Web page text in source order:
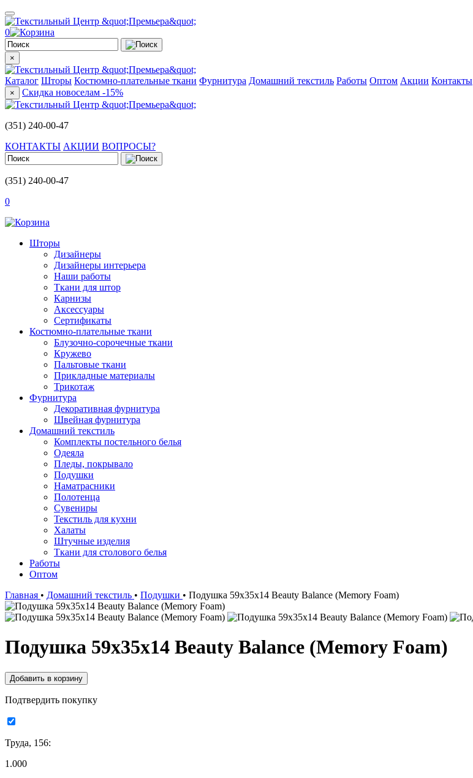
0
×
Каталог Шторы Костюмно-плательные ткани Фурнитура Домашний текстиль Работы Оптом Акции Контакты
× Скидка новоселам -15%
(351) 240-00-47
КОНТАКТЫ АКЦИИ ВОПРОСЫ?
(351) 240-00-47
0
Шторы
Дизайнеры
Дизайнеры интерьера
Наши работы
Ткани для штор
Карнизы
Аксессуары
Сертификаты
Костюмно-плательные ткани
Блузочно-сорочечные ткани
Кружево
Пальтовые ткани
Прикладные материалы
Трикотаж
Фурнитура
Декоративная фурнитура
Швейная фурнитура
Домашний текстиль
Комплекты постельного белья
Одеяла
Пледы, покрывало
Подушки
Наматрасники
Полотенца
Сувениры
Текстиль для кухни
Халаты
Штучные изделия
Ткани для столового белья
Работы
Оптом
Главная • Домашний текстиль • Подушки • Подушка 59x35x14 Beauty Balance (Memory Foam)
Подушка 59x35x14 Beauty Balance (Memory Foam)
Подтвердить покупку
Труда, 156:
1.000